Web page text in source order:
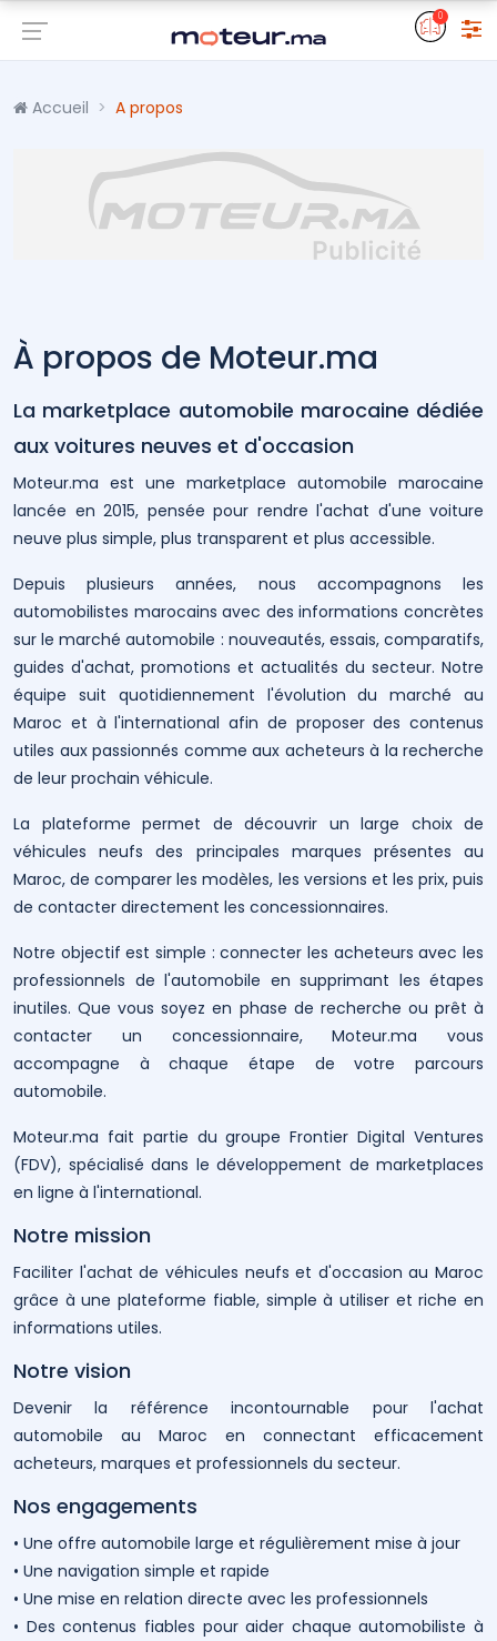
0
Accueil A propos
À propos de Moteur.ma
La marketplace automobile marocaine dédiée
aux voitures neuves et d'occasion
Moteur.ma est une marketplace automobile marocaine
lancée en 2015, pensée pour rendre l'achat d'une voiture
neuve plus simple, plus transparent et plus accessible.
Depuis plusieurs années, nous accompagnons les
automobilistes marocains avec des informations concrètes
sur le marché automobile : nouveautés, essais, comparatifs,
guides d'achat, promotions et actualités du secteur. Notre
équipe suit quotidiennement l'évolution du marché au
Maroc et à l'international afin de proposer des contenus
utiles aux passionnés comme aux acheteurs à la recherche
de leur prochain véhicule.
La plateforme permet de découvrir un large choix de
véhicules neufs des principales marques présentes au
Maroc, de comparer les modèles, les versions et les prix, puis
de contacter directement les concessionnaires.
Notre objectif est simple : connecter les acheteurs avec les
professionnels de l'automobile en supprimant les étapes
inutiles. Que vous soyez en phase de recherche ou prêt à
contacter un concessionnaire, Moteur.ma vous
accompagne à chaque étape de votre parcours
automobile.
Moteur.ma fait partie du groupe Frontier Digital Ventures
(FDV), spécialisé dans le développement de marketplaces
en ligne à l'international.
Notre mission
Faciliter l'achat de véhicules neufs et d'occasion au Maroc
grâce à une plateforme fiable, simple à utiliser et riche en
informations utiles.
Notre vision
Devenir la référence incontournable pour l'achat
automobile au Maroc en connectant efficacement
acheteurs, marques et professionnels du secteur.
Nos engagements
• Une offre automobile large et régulièrement mise à jour
• Une navigation simple et rapide
• Une mise en relation directe avec les professionnels
• Des contenus fiables pour aider chaque automobiliste à